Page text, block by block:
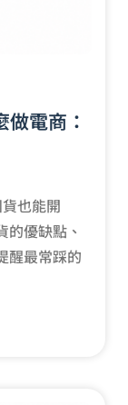
電商：
也能開
優缺點、
醒最常踩的